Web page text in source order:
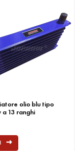
olio blu tipo
a 13 ranghi